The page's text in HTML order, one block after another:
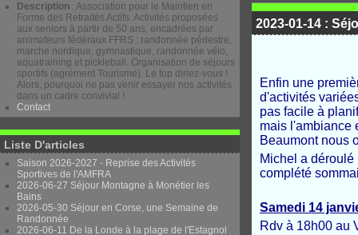
Description : Association pour le Maintien en
Forme des Retraités Actifs. Activités proposées
aux seniors à partir de 50 ans, encadrées par
animateurs fédéraux FFRS : randonnée pédestre,
marche nordique, gymnastique, randonnée vélo,
aquatraining et pickleball. Organisation de séjours
sportifs (agrément Tourisme). Le top diriez-vous !
Alors, pourquoi ne pas venir essayer nos activités
dans un cadre convivial !
Contact
Liste D'articles
Saison 2026-2027 - Reprise des Activités
Sportives de l'AMFRA
2026-06-27 Séjour Montagne à Monétier les
Bains
2026-05-30 Séjour en Corse, une Semaine de
Randonnée
2026-06-11 De la Londe à la plage de l'Estagnol
2023-01-14 :
Enfin une
d'activités
pas facile à
mais l'ambiance
Beaumont nous
Michel a
complété
Samedi 14
Rdv à 18h00 au